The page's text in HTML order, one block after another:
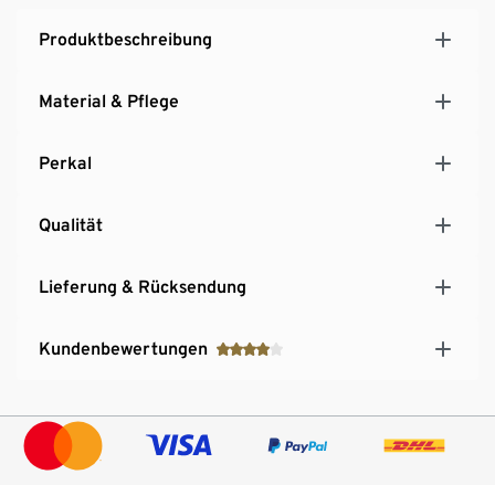
Produktbeschreibung
Material & Pflege
Perkal
Qualität
Lieferung & Rücksendung
Kundenbewertungen